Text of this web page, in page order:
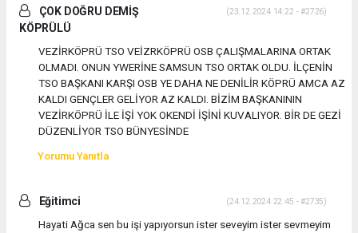
ÇOK DOĞRU DEMİŞ
KÖPRÜLÜ
(23.12.2024 14:22 - #2726)
VEZİRKÖPRÜ TSO VEİZRKÖPRÜ OSB ÇALIŞMALARINA ORTAK
OLMADI. ONUN YWERİNE SAMSUN TSO ORTAK OLDU. İLÇENİN
TSO BAŞKANI KARŞI OSB YE DAHA NE DENİLİR KÖPRÜ AMCA AZ
KALDI GENÇLER GELİYOR AZ KALDI. BİZİM BAŞKANININ
VEZİRKÖPRÜ İLE İŞİ YOK OKENDİ İŞİNİ KUVALIYOR. BİR DE GEZİ
DÜZENLİYOR TSO BÜNYESİNDE
Yorumu Yanıtla
Eğitimci (24.12.2024 22:45 - #2735)
Hayati Ağca sen bu işi yapıyorsun ister seveyim ister sevmeyim